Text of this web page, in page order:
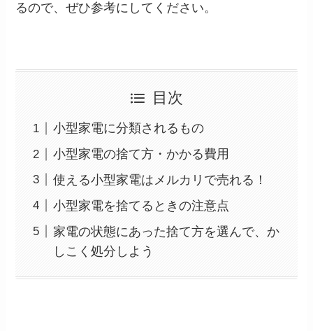
るので、ぜひ参考にしてください。
目次
小型家電に分類されるもの
小型家電の捨て方・かかる費用
使える小型家電はメルカリで売れる！
小型家電を捨てるときの注意点
家電の状態にあった捨て方を選んで、か
しこく処分しよう